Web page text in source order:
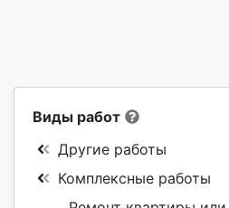
Виды работ
Другие работы
Комплексные работы